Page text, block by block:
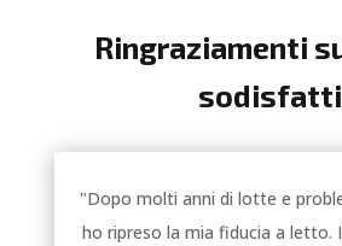
Ringraziamenti
sodisfatti
"Dopo molti anni di lotte e
ho ripreso la mia fiducia a letto.